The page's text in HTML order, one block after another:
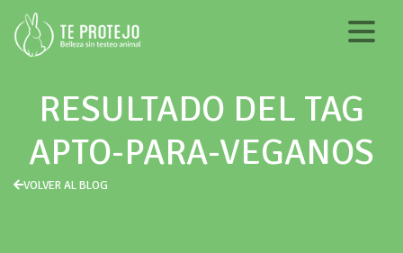
RESULTADO DEL TAG
APTO-PARA-VEGANOS
VOLVER AL BLOG